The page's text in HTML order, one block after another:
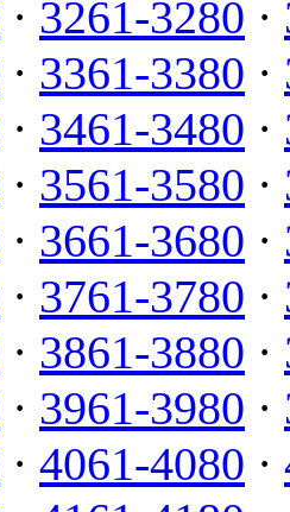
· 3261-3280 ·
· 3361-3380 ·
· 3461-3480 ·
· 3561-3580 ·
· 3661-3680 ·
· 3761-3780 ·
· 3861-3880 ·
· 3961-3980 ·
· 4061-4080 ·